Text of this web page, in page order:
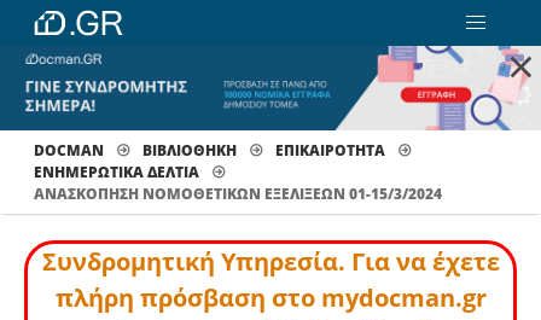
×
DOCMAN ΒΙΒΛΙΟΘΗΚΗ
ΕΠΙΚΑΙΡΟΤΗΤΑ
ΕΝΗΜΕΡΩΤΙΚΆ ΔΕΛΤΊΑ
ΑΝΑΣΚΟΠΗΣΗ ΝΟΜΟΘΕΤΙΚΩΝ ΕΞΕΛΙΞΕΩΝ 01-15/3/2024
Συνδρομητική Υπηρεσία. Για να έχετε
πλήρη πρόσβαση στο mydocman.gr